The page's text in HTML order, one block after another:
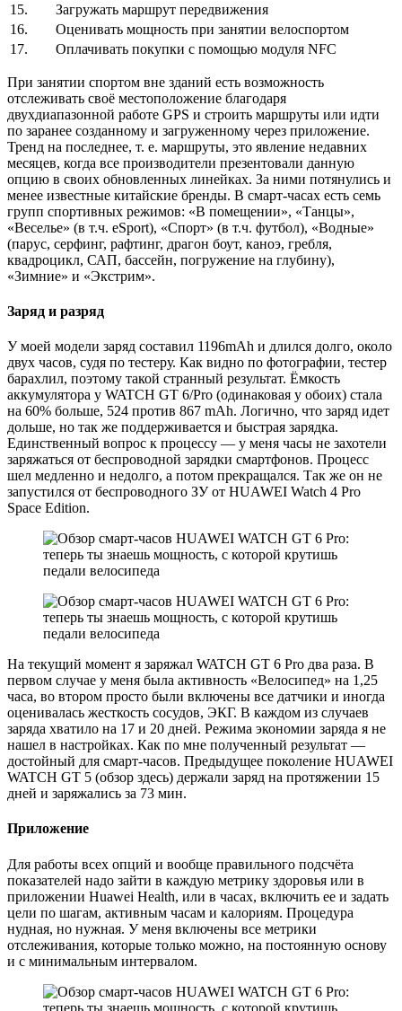
15.
Загружать маршрут передвижения
16.
Оценивать мощность при занятии велоспортом
17.
Оплачивать покупки с помощью модуля NFC
При занятии спортом вне зданий есть возможность
отслеживать своё местоположение благодаря
двухдиапазонной работе GPS и строить маршруты или идти
по заранее созданному и загруженному через приложение.
Тренд на последнее, т. е. маршруты, это явление недавних
месяцев, когда все производители презентовали данную
опцию в своих обновленных линейках. За ними потянулись и
менее известные китайские бренды. В смарт-часах есть семь
групп спортивных режимов: «В помещении», «Танцы»,
«Веселье» (в т.ч. eSport), «Спорт» (в т.ч. футбол), «Водные»
(парус, серфинг, рафтинг, драгон боут, каноэ, гребля,
квадроцикл, САП, бассейн, погружение на глубину),
«Зимние» и «Экстрим».
Заряд и разряд
У моей модели заряд составил 1196mAh и длился долго, около
двух часов, судя по тестеру. Как видно по фотографии, тестер
барахлил, поэтому такой странный результат. Ёмкость
аккумулятора у WATCH GT 6/Pro (одинаковая у обоих) стала
на 60% больше, 524 против 867 mAh. Логично, что заряд идет
дольше, но так же поддерживается и быстрая зарядка.
Единственный вопрос к процессу — у меня часы не захотели
заряжаться от беспроводной зарядки смартфонов. Процесс
шел медленно и недолго, а потом прекращался. Так же он не
запустился от беспроводного ЗУ от HUAWEI Watch 4 Pro
Space Edition.
На текущий момент я заряжал WATCH GT 6 Pro два раза. В
первом случае у меня была активность «Велосипед» на 1,25
часа, во втором просто были включены все датчики и иногда
оценивалась жесткость сосудов, ЭКГ. В каждом из случаев
заряда хватило на 17 и 20 дней. Режима экономии заряда я не
нашел в настройках. Как по мне полученный результат —
достойный для смарт-часов. Предыдущее поколение HUAWEI
WATCH GT 5 (обзор здесь) держали заряд на протяжении 15
дней и заряжались за 73 мин.
Приложение
Для работы всех опций и вообще правильного подсчёта
показателей надо зайти в каждую метрику здоровья или в
приложении Huawei Health, или в часах, включить ее и задать
цели по шагам, активным часам и калориям. Процедура
нудная, но нужная. У меня включены все метрики
отслеживания, которые только можно, на постоянную основу
и с минимальным интервалом.